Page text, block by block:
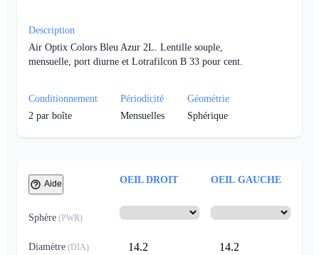
Description
Air Optix Colors Bleu Azur 2L. Lentille souple,
mensuelle, port diurne et Lotrafilcon B 33 pour cent.
Conditionnement
2 par boîte
Périodicité
Mensuelles
Géométrie
Sphérique
Aide OEIL DROIT OEIL GAUCHE
Sphère (PWR)
Diamètre (DIA) 14.2 14.2